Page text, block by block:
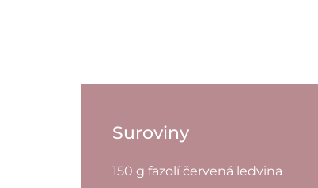
Suroviny
150 g fazolí červená ledvina